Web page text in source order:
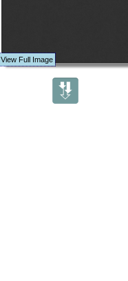
View Full Image